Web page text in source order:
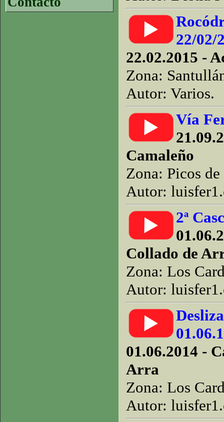
22/02/
22.02.2015 -
Zona:
Autor: Varios.
Vía
Camaleño
Zona: Picos
Autor:
2ª
Collado de
Zona: Los
Autor:
01.06.2014 -
Arra
Zona: Los
Autor: